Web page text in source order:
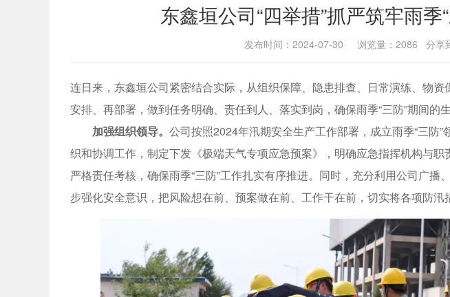
东鑫垣公司“四举措”抓严筑牢雨季
发布时间：2024-07-30 浏览量：2086 分享
连日来，东鑫垣公司紧密结合实际，从组织保障、隐患排查、日常演练、物资
安排、再部署，做到任务明确、责任到人、落实到岗，确保雨季“三防”期间的
加强组织领导。 公司按照2024年汛期安全生产工作部署，成立雨季“三防
织和协调工作，制定下发《极端天气专项应急预案》，明确应急指挥机构与职
严格责任考核，确保雨季“三防”工作扎实有序推进。同时，充分利用公司广播
步强化安全意识，把风险想在前、预案做在前、工作干在前，切实将各项防汛